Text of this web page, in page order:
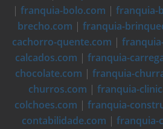
| franquia-bolo.com | franquia-
brecho.com | franquia-
cachorro-quente.com |
calcados.com | franquia-
chocolate.com | franquia-
churros.com | franquia-
colchoes.com | franquia-
contabilidade.com | franquia-